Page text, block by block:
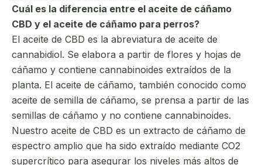
Cuál es la diferencia entre el aceite de cáñamo
CBD y el aceite de cáñamo para perros?
El aceite de CBD es la abreviatura de aceite de
cannabidiol. Se elabora a partir de flores y hojas de
cáñamo y contiene cannabinoides extraídos de la
planta. El aceite de cáñamo, también conocido como
aceite de semilla de cáñamo, se prensa a partir de las
semillas de cáñamo y no contiene cannabinoides.
Nuestro aceite de CBD es un extracto de cáñamo de
espectro amplio que ha sido extraído mediante CO2
supercrítico para asegurar los niveles más altos de